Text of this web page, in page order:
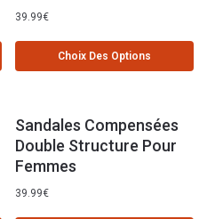
39.99€
Choix Des Options
Sandales Compensées
Double Structure Pour
Femmes
39.99€